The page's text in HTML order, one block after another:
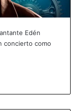
Edén
concierto como